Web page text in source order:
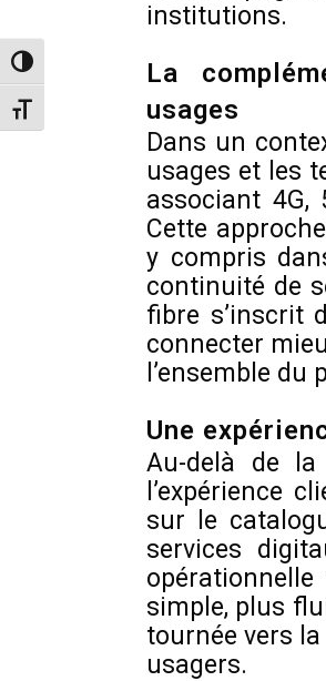
Toggle High Contrast
Toggle Font size
institutions.
La
usages
Dans un
usages et les
associant 4G,
Cette
y compris
continuité de
fibre s’inscrit
connecter
l’ensemble du
Une
Au-delà de
l’expérience
sur le
services
simple, plus
tournée vers
usagers.